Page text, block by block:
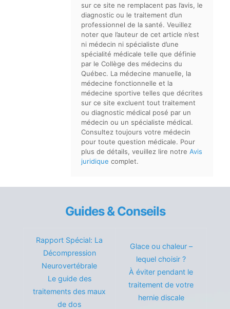
sur ce site ne remplacent pas l’avis, le
diagnostic ou le traitement d’un
professionnel de la santé. Veuillez
noter que l’auteur de cet article n’est
ni médecin ni spécialiste d’une
spécialité médicale telle que définie
par le Collège des médecins du
Québec. La médecine manuelle, la
médecine fonctionnelle et la
médecine sportive telles que décrites
sur ce site excluent tout traitement
ou diagnostic médical posé par un
médecin ou un spécialiste médical.
Consultez toujours votre médecin
pour toute question médicale. Pour
plus de détails, veuillez lire notre Avis
juridique complet.
Guides & Conseils
Rapport Spécial: La
Décompression
Neurovertébrale
Le guide des
traitements des maux
de dos
Glace ou chaleur –
lequel choisir ?
À éviter pendant le
traitement de votre
hernie discale